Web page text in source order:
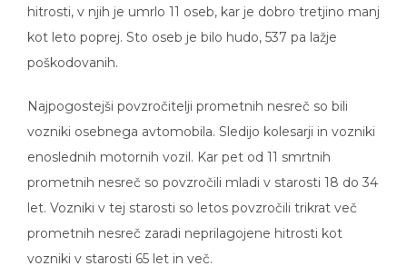
hitrosti, v njih je umrlo 11 oseb, kar je dobro tretjino manj
kot leto poprej. Sto oseb je bilo hudo, 537 pa lažje
poškodovanih.
Najpogostejši povzročitelji prometnih nesreč so bili
vozniki osebnega avtomobila. Sledijo kolesarji in vozniki
enoslednih motornih vozil. Kar pet od 11 smrtnih
prometnih nesreč so povzročili mladi v starosti 18 do 34
let. Vozniki v tej starosti so letos povzročili trikrat več
prometnih nesreč zaradi neprilagojene hitrosti kot
vozniki v starosti 65 let in več.